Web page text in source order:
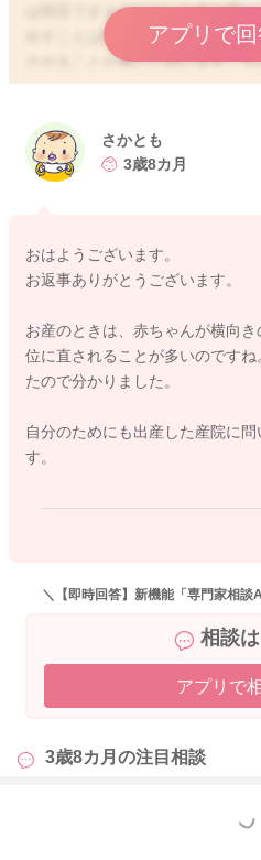
は明言できませんが、お産の際
出すことは難しいので、一度頭
させることが多いと思います。
させたことで頭位と記載したの
い合わせいただくと安心かもしれ
アプリで
さかとも
3歳8カ月
おはようございます。
お返事ありがとうございます。
お産のときは、赤ちゃんが横向
位に直されることが多いのです
たので分かりました。
自分のためにも出産した産院に
す。
＼【即時回答】新機能「専門家相談
相談
アプリで
3歳8カ月の注目相談
もっと